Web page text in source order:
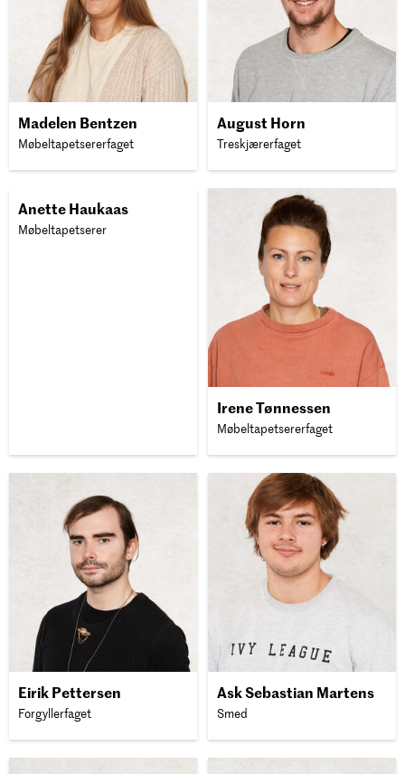
Madelen Bentzen
Møbeltapetsererfaget
August Horn
Treskjærerfaget
Anette Haukaas
Møbeltapetserer
Irene Tønnessen
Møbeltapetsererfaget
Eirik Pettersen
Forgyllerfaget
Ask Sebastian Martens
Smed